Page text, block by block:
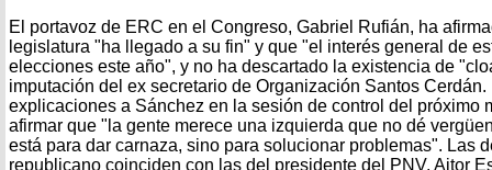
El portavoz de ERC en el Congreso, Gabriel Rufián, ha
legislatura "ha llegado a su fin" y que "el interés general de
elecciones este año", y no ha descartado la existencia de
imputación del ex secretario de Organización Santos
explicaciones a Sánchez en la sesión de control del próximo
afirmar que "la gente merece una izquierda que no dé
está para dar carnaza, sino para solucionar problemas". Las
republicano coinciden con las del presidente del PNV, Aitor